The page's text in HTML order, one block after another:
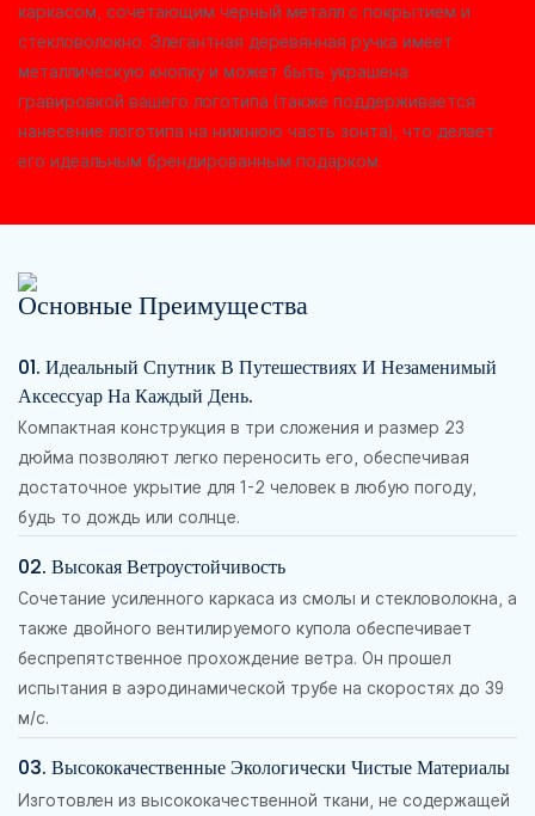
каркасом, сочетающим черный металл с покрытием и
стекловолокно. Элегантная деревянная ручка имеет
металлическую кнопку и может быть украшена
гравировкой вашего логотипа (также поддерживается
нанесение логотипа на нижнюю часть зонта), что делает
его идеальным брендированным подарком.
Основные Преимущества
01. Идеальный Спутник В Путешествиях И Незаменимый
Аксессуар На Каждый День.
Компактная конструкция в три сложения и размер 23
дюйма позволяют легко переносить его, обеспечивая
достаточное укрытие для 1-2 человек в любую погоду,
будь то дождь или солнце.
02. Высокая Ветроустойчивость
Сочетание усиленного каркаса из смолы и стекловолокна, а
также двойного вентилируемого купола обеспечивает
беспрепятственное прохождение ветра. Он прошел
испытания в аэродинамической трубе на скоростях до 39
м/с.
03. Высококачественные Экологически Чистые Материалы
Изготовлен из высококачественной ткани, не содержащей